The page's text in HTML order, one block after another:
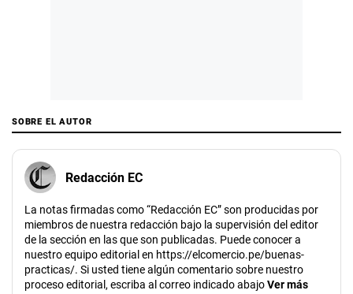
SOBRE EL AUTOR
Redacción EC
La notas firmadas como “Redacción EC” son producidas por
miembros de nuestra redacción bajo la supervisión del editor
de la sección en las que son publicadas. Puede conocer a
nuestro equipo editorial en https://elcomercio.pe/buenas-
practicas/. Si usted tiene algún comentario sobre nuestro
proceso editorial, escriba al correo indicado abajoVer más